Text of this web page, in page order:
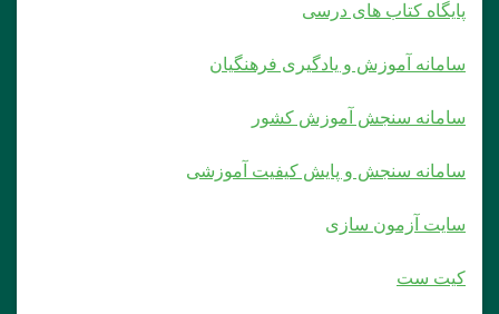
پایگاه کتاب های درسی
سامانه آموزش و یادگیری فرهنگیان
سامانه سنجش آموزش کشور
سامانه سنجش و پایش کیفیت آموزشی
سایت آزمون سازی
کیت ست